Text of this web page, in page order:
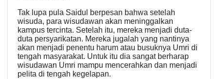
Tak lupa pula Saidul berpesan bahwa setelah
wisuda, para wisudawan akan meninggalkan
kampus tercinta. Setelah itu, mereka menjadi duta-
duta persyarikatan. Mereka jugalah yang nantinya
akan menjadi penentu harum atau busuknya Umri di
tengah masyarakat. Untuk itu dia sangat berharap
wisudawan Umri mampu mencerahkan dan menjadi
pelita di tengah kegelapan.